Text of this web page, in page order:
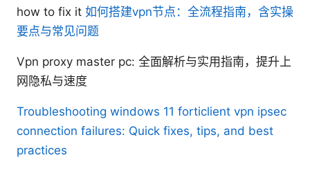
how to fix it 如何搭建vpn节点：全流程指南，含实操
要点与常见问题
Vpn proxy master pc: 全面解析与实用指南，提升上
网隐私与速度
Troubleshooting windows 11 forticlient vpn ipsec
connection failures: Quick fixes, tips, and best
practices